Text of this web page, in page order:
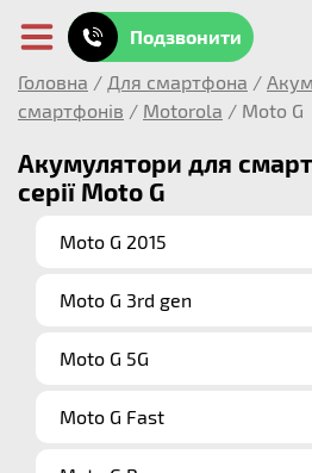
Подзвонити
Головна / Для смартфона /
смартфонів / Motorola / Moto G
Акумулятори для
серії Moto G
Moto G 2015
Moto G 3rd gen
Moto G 5G
Moto G Fast